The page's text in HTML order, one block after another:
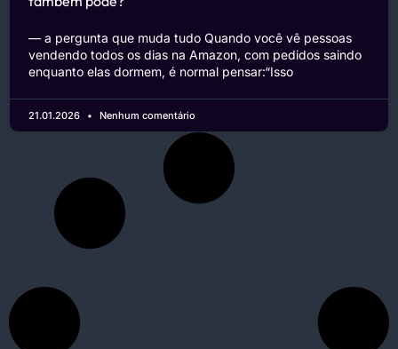
— a pergunta que muda tudo Quando você vê pessoas
vendendo todos os dias na Amazon, com pedidos saindo
enquanto elas dormem, é normal pensar:“Isso
21.01.2026 Nenhum comentário